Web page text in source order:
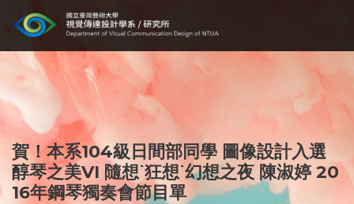
賀！本系104級日間部同學 圖像設計入選
醇琴之美VI 隨想˙狂想˙幻想之夜 陳淑婷 20
16年鋼琴獨奏會節目單